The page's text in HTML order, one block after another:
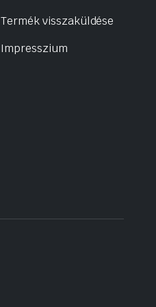
Termék visszaküldése
Impresszium